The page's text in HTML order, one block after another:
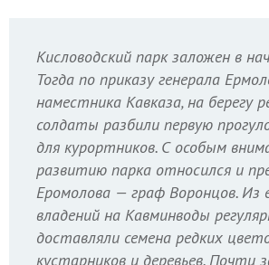
Кисловодский парк заложен в
Тогда по приказу генерала
наместника Кавказа, на берегу
солдаты разбили первую
для курортников. С особым
развитию парка относился и
Еромолова — граф Воронцов. Из
владений на Кавминводы
доставляли семена редких
кустарников и деревьев. Почти